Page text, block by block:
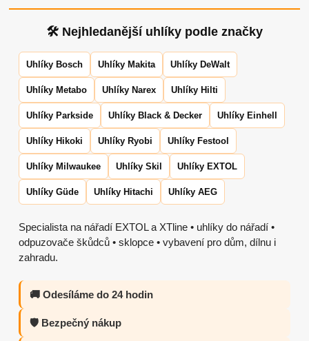
🛠 Nejhledanější uhlíky podle značky
Uhlíky Bosch Uhlíky Makita Uhlíky DeWalt
Uhlíky Metabo Uhlíky Narex Uhlíky Hilti
Uhlíky Parkside Uhlíky Black & Decker Uhlíky Einhell
Uhlíky Hikoki Uhlíky Ryobi Uhlíky Festool
Uhlíky Milwaukee Uhlíky Skil Uhlíky EXTOL
Uhlíky Güde Uhlíky Hitachi Uhlíky AEG
Specialista na nářadí EXTOL a XTline • uhlíky do nářadí •
odpuzovače škůdců • sklopce • vybavení pro dům, dílnu i
zahradu.
🚚 Odesíláme do 24 hodin
🛡️ Bezpečný nákup